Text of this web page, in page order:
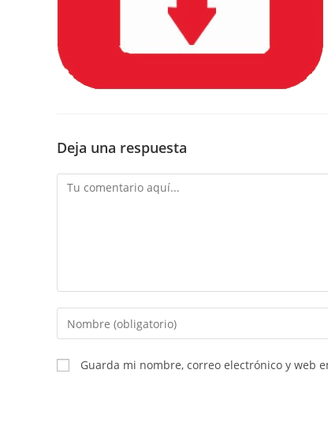
Deja una respuesta
Guarda mi nombre, correo electrónico y web